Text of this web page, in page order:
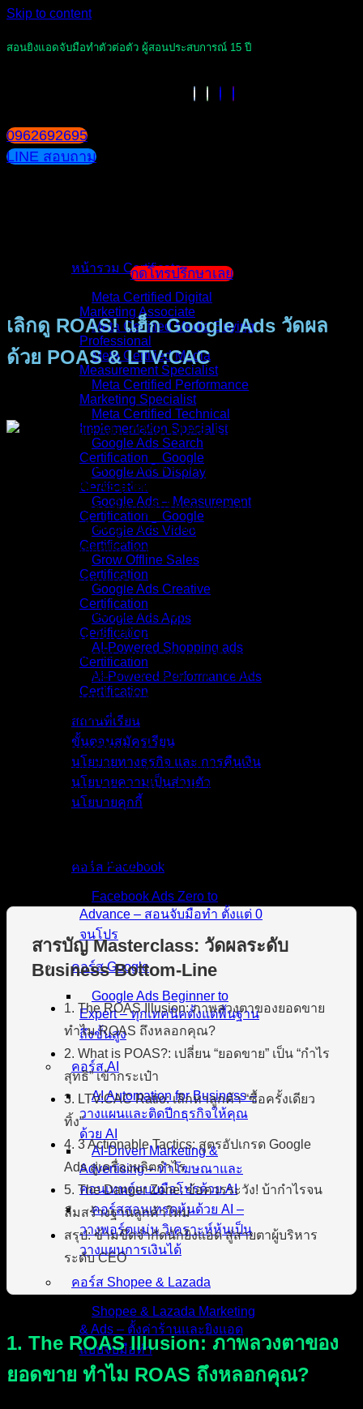
Skip to content
สอนยิงแอดจับมือทำตัวต่อตัว ผู้สอนประสบการณ์ 15 ปี
0962692695
LINE สอบถาม
หน้ารวม Certificate
Meta Certified Digital
Marketing Associate
Meta Certified Media Buying
Professional
Meta Certified Media
Measurement Specialist
Meta Certified Performance
Marketing Specialist
Meta Certified Technical
Implementation Specialist
Google Ads Search
Certification _ Google
Google Ads Display
Certification
Google Ads – Measurement
Certification _ Google
Google Ads Video
Certification
Grow Offline Sales
Certification
Google Ads Creative
Certification
Google Ads Apps
Certification
AI-Powered Shopping ads
Certification
AI-Powered Performance Ads
Certification
สถานที่เรียน
ขั้นตอนสมัครเรียน
นโยบายทางธุรกิจ และ การคืนเงิน
นโยบายความเป็นส่วนตัว
นโยบายคุกกี้
คอร์ส Facebook
Facebook Ads Zero to
Advance – สอนจับมือทำ ตั้งแต่ 0
จนโปร
คอร์ส Google
Google Ads Beginner to
Expert – ทุกเทคนิคตั้งแต่พื้นฐาน
ถึงขั้นสูง
คอร์ส AI
AI Automation for Business –
วางแผนและติดปีกธุรกิจให้คุณ
ด้วย AI
AI-Driven Marketing &
Advertising – ทำโฆษณาและ
คอนเทนต์แบบมือโปรด้วย AI
คอร์สสอนเทรดหุ้นด้วย AI –
วางพอร์ตแม่น วิเคราะห์หุ้นเป็น
วางแผนการเงินได้
คอร์ส Shopee & Lazada
Shopee & Lazada Marketing
& Ads – ตั้งค่าร้านและยิงแอด
แบบจับมือทำ
กดโทรปรึกษาเลย
เลิกดู ROAS! แฮ็ก Google Ads วัดผล
ด้วย POAS & LTV:CAC
ถ้าคุณยังประเมินความสำเร็จของการยิงแอดด้วยยอดขาย หรือ
ROAS (Return on Ad Spend)
ขอให้คุณหยุดและเช็คบัญชีบริษัทด่วนครับ! เพราะในโลกของ
การตลาดออนไลน์ยุค 2026 ยอดขายที่พุ่งทะยาน อาจซ่อน
“ภาวะขาดทุนย่อยยับ” เอาไว้ข้างใน!
ลองนึกภาพตามนะครับ…
ขายทีวีจอยักษ์ ราคา 50,000 บาท (แต่ต้นทุนสินค้า
และค่าส่งปาไป 48,000 บาท) ยิงแอดไป 1,000 บาท ได้ ROAS
โหดมากถึง 50 เท่า! แต่กำไรเข้ากระเป๋าคุณแค่ 1,000 บาท
ขายสายชาร์จมือถือ ราคา 1,000 บาท (ต้นทุนแค่
200 บาท) ยิงแอดไป 300 บาท ได้ ROAS แค่ 3.3 เท่า… แต่กำไร
เข้ากระเป๋าคุณเน้นๆ 500 บาท!
อัลกอริทึมของ Google Ads
เอาเงินคุณไปเทให้แคมเปญ A หมดหน้าตัก! นี่แหละครับคือ
“ภาพลวงตาของ ROAS” ที่ฆ่า SME ไทยมานักต่อนัก
“กำไรสุทธิ (POAS)”และ
สารบัญ Masterclass: วัดผลระดับ
Business Bottom-Line
1. The ROAS Illusion: ภาพลวงตาของยอดขาย
ทำไม ROAS ถึงหลอกคุณ?
2. What is POAS?: เปลี่ยน “ยอดขาย” เป็น “กำไร
สุทธิ” เข้ากระเป๋า
3. LTV:CAC Ratio: เลิกหาลูกค้า “ซื้อครั้งเดียว
ทิ้ง”
4. 3 Actionable Tactics: สูตรอัปเกรด Google
Ads สู่เครื่องผลิตกำไร
5. The Danger Zone: ข้อควรระวัง! บ้ากำไรจน
ลืมสร้างฐานลูกค้าใหม่
สรุป: ข้ามขีดจำกัดนักยิงแอด สู่สายตาผู้บริหาร
ระดับ CEO
1. The ROAS Illusion: ภาพลวงตาของ
ยอดขาย ทำไม ROAS ถึงหลอกคุณ?